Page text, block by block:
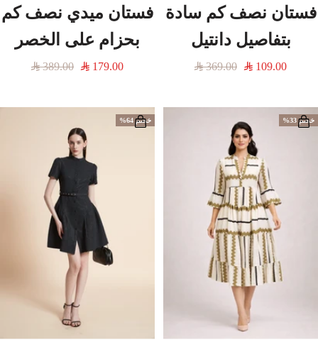
فستان نصف كم سادة
بتفاصيل دانتيل
السعر
109.00
السعر
369.00
فستان ميدي نصف كم
بحزام على الخصر
السعر
179.00
السعر
389.00
خصم 33% خصم 64%